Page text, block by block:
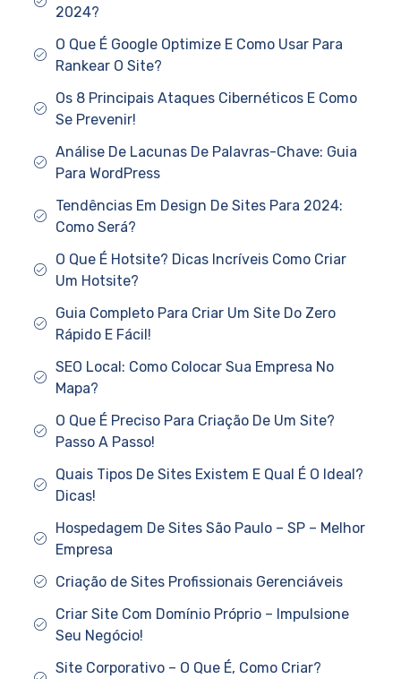
2024?
O Que É Google Optimize E Como Usar Para
Rankear O Site?
Os 8 Principais Ataques Cibernéticos E Como
Se Prevenir!
Análise De Lacunas De Palavras-Chave: Guia
Para WordPress
Tendências Em Design De Sites Para 2024:
Como Será?
O Que É Hotsite? Dicas Incríveis Como Criar
Um Hotsite?
Guia Completo Para Criar Um Site Do Zero
Rápido E Fácil!
SEO Local: Como Colocar Sua Empresa No
Mapa?
O Que É Preciso Para Criação De Um Site?
Passo A Passo!
Quais Tipos De Sites Existem E Qual É O Ideal?
Dicas!
Hospedagem De Sites São Paulo – SP – Melhor
Empresa
Criação de Sites Profissionais Gerenciáveis
Criar Site Com Domínio Próprio – Impulsione
Seu Negócio!
Site Corporativo – O Que É, Como Criar?